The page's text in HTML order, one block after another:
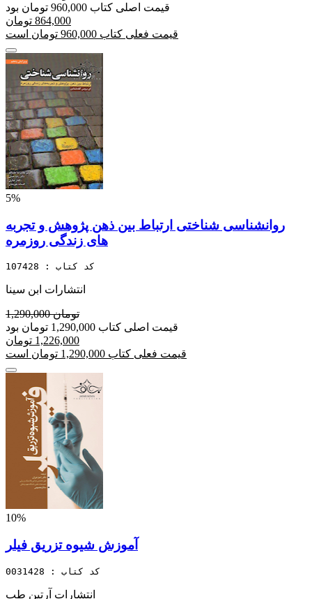
قیمت اصلی کتاب 960,000 تومان بود
864,000 تومان
قیمت فعلی کتاب 960,000 تومان است
5%
روانشناسی شناختی ارتباط بین ذهن پژوهش و تجربه
های زندگی روزمره
کد کتاب : 107428
انتشارات ابن سینا
1,290,000 تومان
قیمت اصلی کتاب 1,290,000 تومان بود
1,226,000 تومان
قیمت فعلی کتاب 1,290,000 تومان است
10%
آموزش شیوه تزریق فیلر
کد کتاب : 0031428
انتشارات آرتین طب